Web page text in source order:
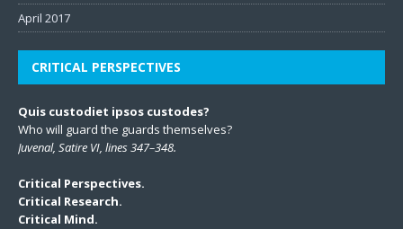
April 2017
CRITICAL PERSPECTIVES
Quis custodiet ipsos custodes?
Who will guard the guards themselves?
Juvenal, Satire VI, lines 347–348.
Critical Perspectives.
Critical Research.
Critical Mind.